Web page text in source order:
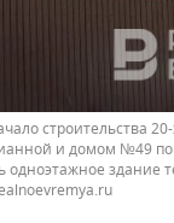
строительства
и домом №49 по
здание